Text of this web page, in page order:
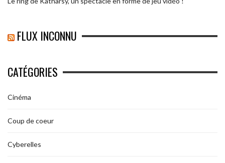
FLUX INCONNU
CATÉGORIES
Cinéma
Coup de coeur
Cyberelles